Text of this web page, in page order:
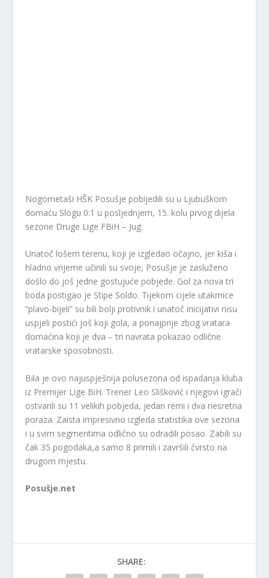
Nogometaši HŠK Posušje pobijedili su u Ljubuškom
domaću Slogu 0:1 u posljednjem, 15. kolu prvog dijela
sezone Druge Lige FBiH – Jug.
Unatoč lošem terenu, koji je izgledao očajno, jer kiša i
hladno vrijeme učinili su svoje, Posušje je zasluženo
došlo do još jedne gostujuće pobjede. Gol za nova tri
boda postigao je Stipe Soldo. Tijekom cijele utakmice
“plavo-bijeli” su bili bolji protivnik i unatoč inicijativi nisu
uspjeli postići još koji gola, a ponajprije zbog vratara
domaćina koji je dva – tri navrata pokazao odlične
vratarske sposobnosti.
Bila je ovo najuspješnija polusezona od ispadanja kluba
iz Premijer Lige BiH. Trener Leo Slišković i njegovi igrači
ostvarili su 11 velikih pobjeda, jedan remi i dva nesretna
poraza. Zaista impresivno izgleda statistika ove sezona
i u svim segmentima odlično su odradili posao. Zabili su
čak 35 pogodaka,a samo 8 primili i završili čvrsto na
drugom mjestu.
Posušje.net
SHARE: